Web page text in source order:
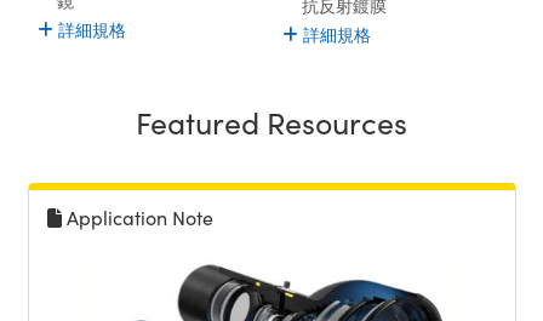
放大鏡
Components | SCHOTT 光
詳細規格
抗反射鍍膜
詳細規格
Featured Resources
Application Note